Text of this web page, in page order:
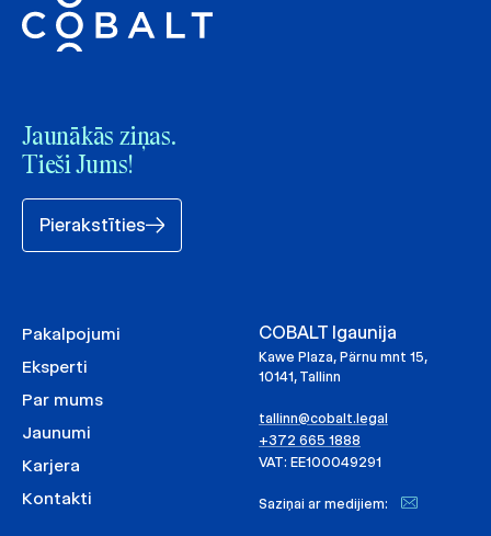
Jaunākās ziņas.
Tieši Jums!
Pierakstīties
Pakalpojumi
Eksperti
Par mums
Jaunumi
Karjera
Kontakti
COBALT Igaunija
Kawe Plaza, Pärnu mnt 15,
10141, Tallinn
tallinn@cobalt.legal
+372 665 1888
VAT: EE100049291
Saziņai ar medijiem: